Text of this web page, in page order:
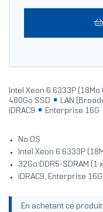
Intel Xeon 6 6333P (18Mo
480Go SSD
LAN
iDRAC9
Enterprise 16G
No OS
Intel Xeon 6 6333P
32Go DDR5-SDRAM (1
iDRAC9, Enterprise 16G
En achetant ce